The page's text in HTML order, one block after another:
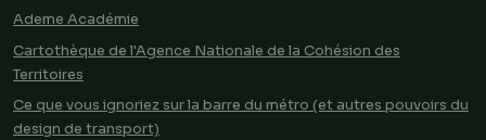
Ademe Académie
Cartothèque de l'Agence Nationale de la Cohésion des
Territoires
Ce que vous ignoriez sur la barre du métro (et autres pouvoirs du
design de transport)